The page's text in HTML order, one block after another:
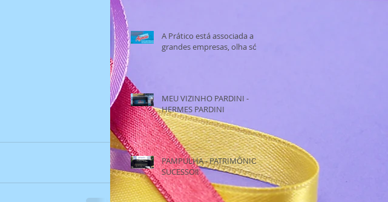
A Prático está associada a
grandes empresas, olha só:
MEU VIZINHO PARDINI -
HERMES PARDINI
PAMPULHA - PATRIMÔNIO
SUCESSO!!